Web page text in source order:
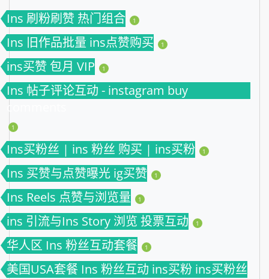
Ins 刷粉刷赞 热门组合 1
Ins 旧作品批量 ins点赞购买 1
ins买赞 包月 VIP 1
Ins 帖子评论互动 - instagram buy
comments
1
Ins买粉丝 | ins 粉丝 购买 | ins买粉 1
Ins 买赞与点赞曝光 ig买赞 1
Ins Reels 点赞与浏览量 1
ins 引流与Ins Story 浏览 投票互动 1
华人区 Ins 粉丝互动套餐 1
美国USA套餐 Ins 粉丝互动 ins买粉 ins买粉丝